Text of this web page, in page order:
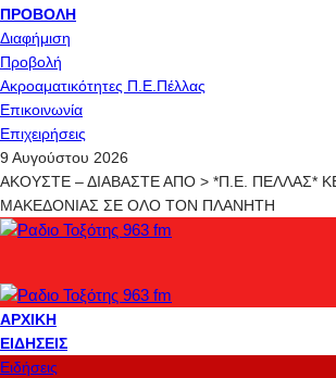
ΠΡΟΒΟΛΉ
Διαφήμιση
Προβολή
Ακροαματικότητες Π.Ε.Πέλλας
Επικοινωνία
Επιχειρήσεις
9 Αυγούστου 2026
ΑΚΟΥΣΤΕ – ΔΙΑΒΑΣΤΕ ΑΠΟ > *Π.Ε. ΠΕΛΛΑΣ*
ΜΑΚΕΔΟΝΙΑΣ ΣΕ ΟΛΟ ΤΟΝ ΠΛΑΝΗΤΗ
ΑΡΧΙΚΉ
ΕΙΔΉΣΕΙΣ
Ειδήσεις